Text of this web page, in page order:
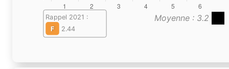
Moyenne : 3.2
Rappel 2021 :
F
2.44